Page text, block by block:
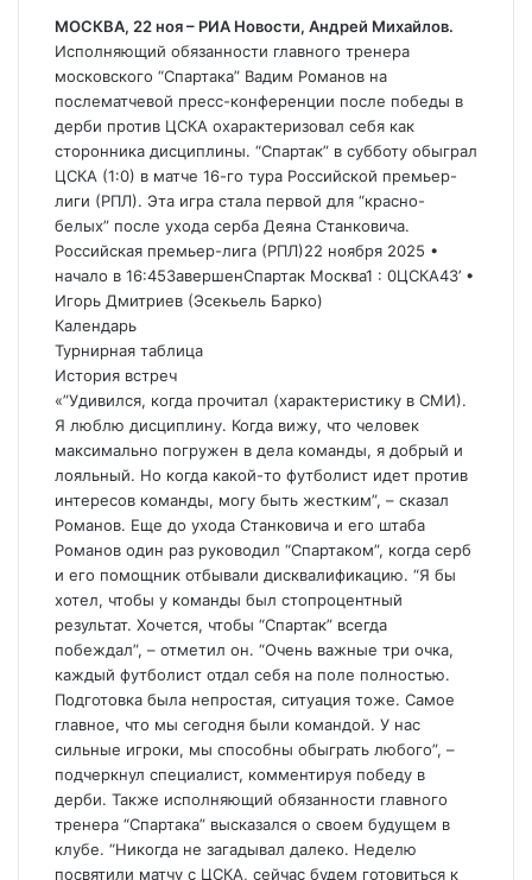
МОСКВА, 22 ноя – РИА Новости, Андрей Михайлов.
Исполняющий обязанности главного тренера
московского “Спартака” Вадим Романов на
послематчевой пресс-конференции после победы в
дерби против ЦСКА охарактеризовал себя как
сторонника дисциплины. “Спартак” в субботу обыграл
ЦСКА (1:0) в матче 16-го тура Российской премьер-
лиги (РПЛ). Эта игра стала первой для “красно-
белых” после ухода серба Деяна Станковича.
Российская премьер-лига (РПЛ)22 ноября 2025 •
начало в 16:45ЗавершенСпартак Москва1 : 0ЦСКА43‎’‎ •
Игорь Дмитриев (Эсекьель Барко)
Календарь
Турнирная таблица
История встреч
«”Удивился, когда прочитал (характеристику в СМИ).
Я люблю дисциплину. Когда вижу, что человек
максимально погружен в дела команды, я добрый и
лояльный. Но когда какой-то футболист идет против
интересов команды, могу быть жестким”, – сказал
Романов. Еще до ухода Станковича и его штаба
Романов один раз руководил “Спартаком”, когда серб
и его помощник отбывали дисквалификацию. “Я бы
хотел, чтобы у команды был стопроцентный
результат. Хочется, чтобы “Спартак” всегда
побеждал”, – отметил он. “Очень важные три очка,
каждый футболист отдал себя на поле полностью.
Подготовка была непростая, ситуация тоже. Самое
главное, что мы сегодня были командой. У нас
сильные игроки, мы способны обыграть любого”, –
подчеркнул специалист, комментируя победу в
дерби. Также исполняющий обязанности главного
тренера “Спартака” высказался о своем будущем в
клубе. “Никогда не загадывал далеко. Неделю
посвятили матчу с ЦСКА, сейчас будем готовиться к